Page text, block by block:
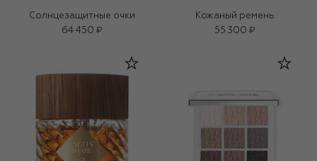
Солнцезащитные очки
64 450 ₽
Кожаный ремень
55 300 ₽